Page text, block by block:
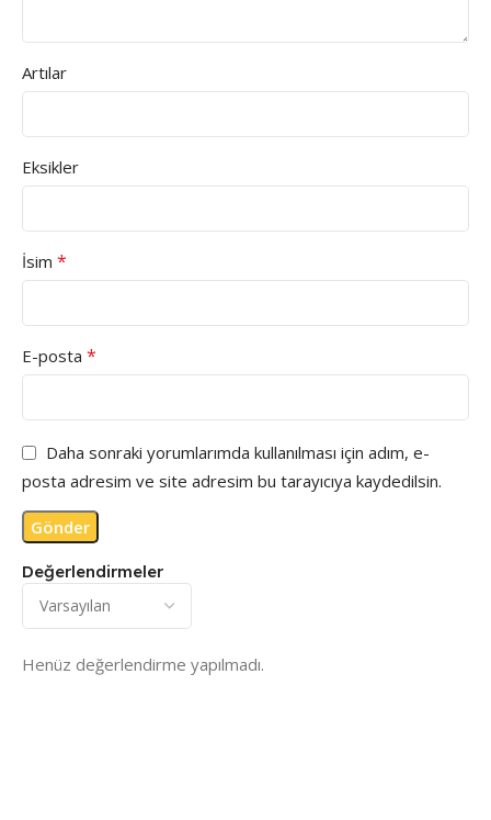
Değerlendirmeler
Henüz değerlendirme yapılmadı.
Artılar
Eksikler
İsim *
E-posta *
Daha sonraki yorumlarımda kullanılması için adım, e-
posta adresim ve site adresim bu tarayıcıya kaydedilsin.